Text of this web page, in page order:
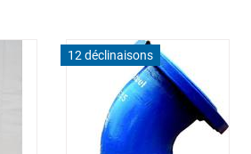
12 déclinaisons